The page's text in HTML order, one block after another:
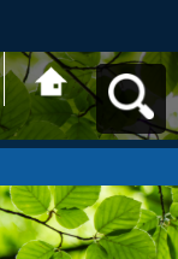
半田市子育て応
援サイト はんだ
っこネットへ戻